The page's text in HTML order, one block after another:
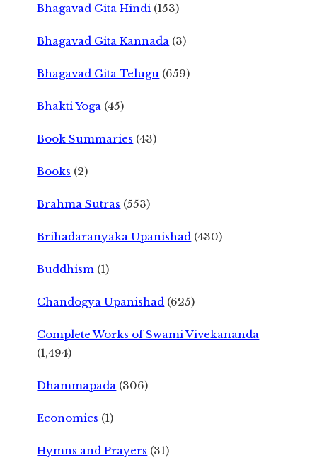
Bhagavad Gita Hindi (153)
Bhagavad Gita Kannada (3)
Bhagavad Gita Telugu (659)
Bhakti Yoga (45)
Book Summaries (43)
Books (2)
Brahma Sutras (553)
Brihadaranyaka Upanishad (430)
Buddhism (1)
Chandogya Upanishad (625)
Complete Works of Swami Vivekananda
(1,494)
Dhammapada (306)
Economics (1)
Hymns and Prayers (31)